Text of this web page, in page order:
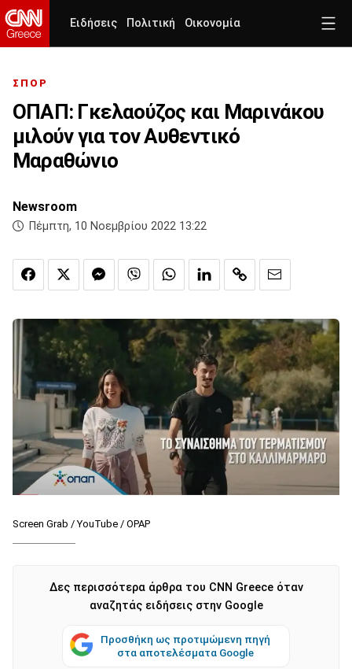
Ειδήσεις Πολιτική Οικονομία
ΣΠΟΡ
ΟΠΑΠ: Γκελαούζος και Μαρινάκου
μιλούν για τον Αυθεντικό
Μαραθώνιο
Newsroom
Πέμπτη, 10 Νοεμβρίου 2022 13:22
Screen Grab / YouTube / OPAP
Δες περισσότερα άρθρα του CNN Greece όταν
αναζητάς ειδήσεις στην Google
Προσθήκη ως προτιμώμενη πηγή
στα αποτελέσματα Google